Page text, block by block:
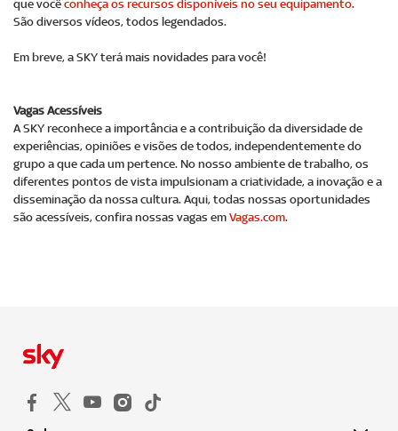
que você conheça os recursos disponíveis no seu equipamento.
São diversos vídeos, todos legendados.
Em breve, a SKY terá mais novidades para você!
Vagas Acessíveis
A SKY reconhece a importância e a contribuição da diversidade de
experiências, opiniões e visões de todos, independentemente do
grupo a que cada um pertence. No nosso ambiente de trabalho, os
diferentes pontos de vista impulsionam a criatividade, a inovação e a
disseminação da nossa cultura. Aqui, todas nossas oportunidades
são acessíveis, confira nossas vagas em Vagas.com.